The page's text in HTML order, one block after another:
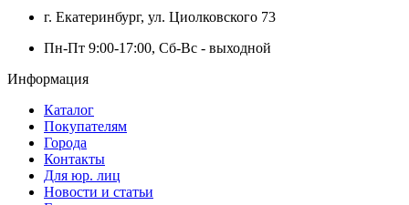
г. Екатеринбург, ул. Циолковского 73
Пн-Пт 9:00-17:00, Сб-Вс - выходной
Информация
Каталог
Покупателям
Города
Контакты
Для юр. лиц
Новости и статьи